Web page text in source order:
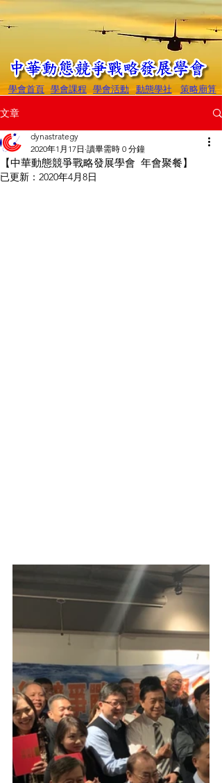
學會活動 動態學社
學會課程
學會首頁 策略廟算
文章
【中華動態競爭戰略發展學會 年會聚餐】
dynastrategy
2020年1月17日 讀畢需時 0 分鐘
已更新： 2020年4月8日